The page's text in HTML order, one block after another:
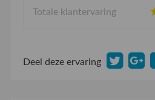
Totale klantervaring
Deel deze ervaring